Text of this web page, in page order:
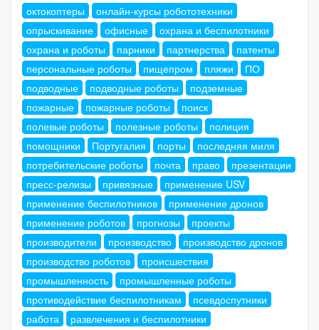
октокоптеры
онлайн-курсы робототехники
опрыскивание
офисные
охрана и беспилотники
охрана и роботы
парники партнерства
патенты
персональные роботы
пищепром пляжи
ПО
подводные
подводные роботы
подземные
пожарные
пожарные роботы
поиск
полевые роботы
полезные роботы
полиция
помощники
Португалия порты
последняя миля
потребительские роботы
почта право
презентации
пресс-релизы
привязные
применение USV
применение беспилотников
применение дронов
применение роботов
прогнозы
проекты
производители
производство
производство дронов
производство роботов
происшествия
промышленность
промышленные роботы
противодействие беспилотникам
псевдоспутники
работа
развлечения и беспилотники